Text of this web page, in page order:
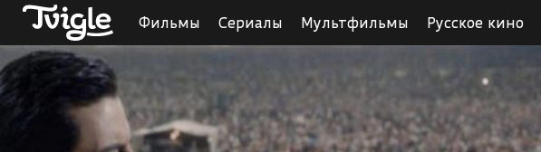
Фильмы Сериалы Мультфильмы Русское кино